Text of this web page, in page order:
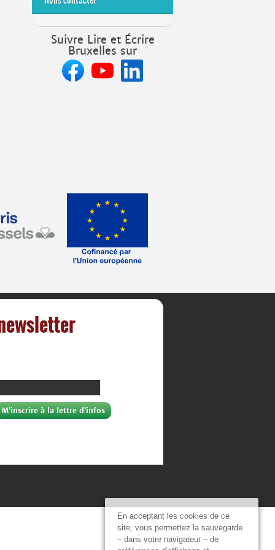
En acceptant les cookies de ce
site, vous permettez la sauvegarde
– dans votre navigateur – de
Suivre Lire et Écrire
Bruxelles sur